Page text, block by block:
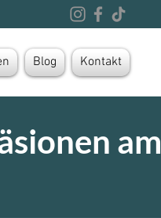
Blog Kontakt
am